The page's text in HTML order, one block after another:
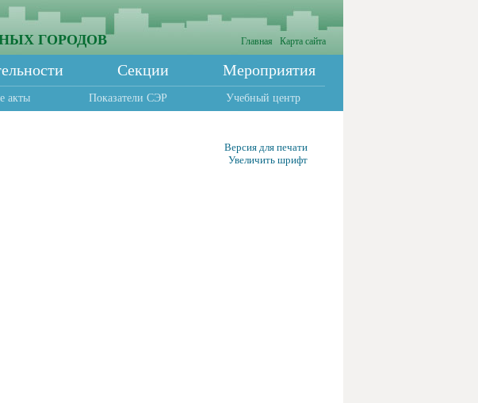
ГОРОДОВ Главная Карта сайта
Секции Мероприятия
акты Показатели СЭР Учебный центр
Версия для печати
Увеличить шрифт